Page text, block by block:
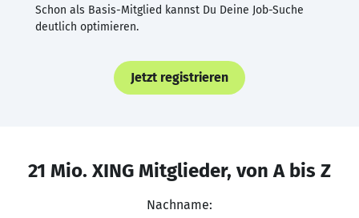
Schon als Basis-Mitglied kannst Du Deine Job-Suche
deutlich optimieren.
Jetzt registrieren
21 Mio. XING Mitglieder, von A bis Z
Nachname: